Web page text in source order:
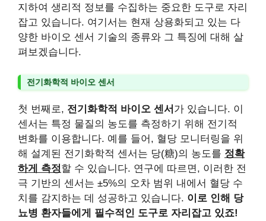
지하여 생리적 정보를 수집하는 중요한 도구로 자리
잡고 있습니다. 여기서는 현재 상용화되고 있는 다
양한 바이오 센서 기술의 종류와 그 특징에 대해 살
펴보겠습니다.
전기화학적 바이오 센서
첫 번째로, 전기화학적 바이오 센서 가 있습니다. 이
센서는 특정 물질의 농도를 측정하기 위해 전기적
변화를 이용합니다. 예를 들어, 혈당 모니터링을 위
해 설계된 전기화학적 센서는 당(糖)의 농도를 정확
하게 측정할 수 있습니다. 연구에 따르면, 이러한 전
극 기반의 센서는 ±5%의 오차 범위 내에서 혈당 수
치를 감지하는 데 성공하고 있습니다. 이로 인해 당
뇨병 환자들에게 필수적인 도구로 자리잡고 있죠!